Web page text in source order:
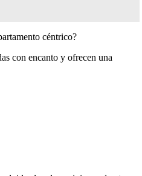
céntrico?
con encanto y ofrecen una